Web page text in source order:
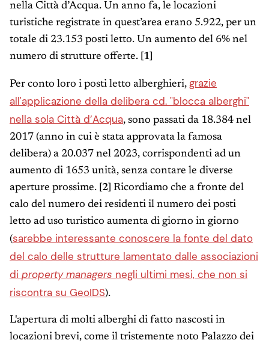
nella Città d’Acqua. Un anno fa, le locazioni
turistiche registrate in quest’area erano 5.922, per un
totale di 23.153 posti letto. Un aumento del 6% nel
numero di strutture offerte. [1]
Per conto loro i posti letto alberghieri, grazie
all'applicazione della delibera cd. "blocca alberghi"
nella sola Città d’Acqua, sono passati da 18.384 nel
2017 (anno in cui è stata approvata la famosa
delibera) a 20.037 nel 2023, corrispondenti ad un
aumento di 1653 unità, senza contare le diverse
aperture prossime. [2] Ricordiamo che a fronte del
calo del numero dei residenti il numero dei posti
letto ad uso turistico aumenta di giorno in giorno
(sarebbe interessante conoscere la fonte del dato
del calo delle strutture lamentato dalle associazioni
di property managers negli ultimi mesi, che non si
riscontra su GeoIDS).
L'apertura di molti alberghi di fatto nascosti in
locazioni brevi, come il tristemente noto Palazzo dei